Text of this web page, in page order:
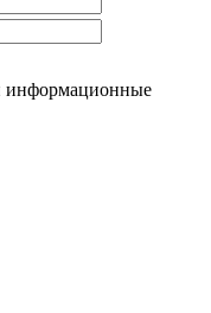
информационные